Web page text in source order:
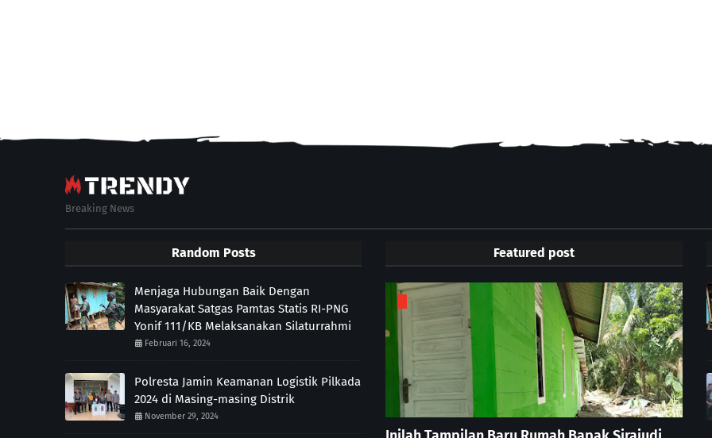
Breaking News
Random Posts
Menjaga Hubungan Baik Dengan
Masyarakat Satgas Pamtas Statis RI-PNG
Yonif 111/KB Melaksanakan Silaturrahmi
Februari 16, 2024
Polresta Jamin Keamanan Logistik Pilkada
2024 di Masing-masing Distrik
November 29, 2024
Featured post